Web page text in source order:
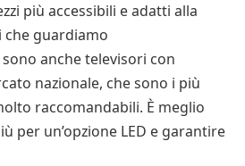
più accessibili e adatti alla
guardiamo
anche televisori con
nazionale, che sono i più
raccomandabili. È meglio
per un’opzione LED e garantire